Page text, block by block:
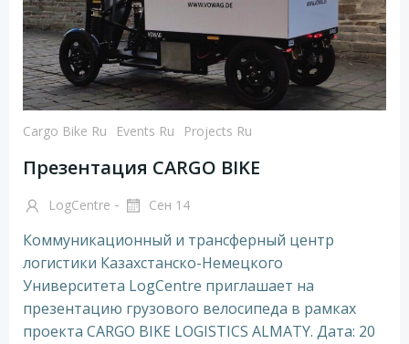
Cargo Bike Ru Events Ru Projects Ru
Презентация CARGO BIKE
LogCentre - Сен 14
Коммуникационный и трансферный центр
логистики Казахстанско-Немецкого
Университета LogCentre приглашает на
презентацию грузового велосипеда в рамках
проекта CARGO BIKE LOGISTICS ALMATY. Дата: 20